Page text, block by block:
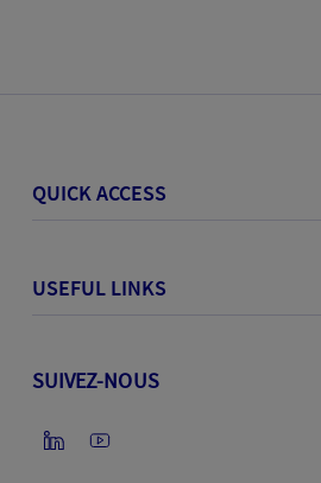
QUICK ACCESS
USEFUL LINKS
SUIVEZ-NOUS